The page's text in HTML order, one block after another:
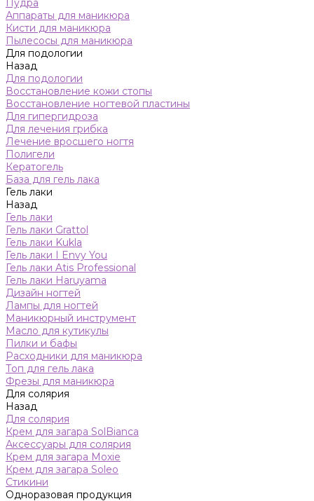
Пудра
Аппараты для маникюра
Кисти для маникюра
Пылесосы для маникюра
Для подологии
Назад
Для подологии
Восстановление кожи стопы
Восстановление ногтевой пластины
Для гипергидроза
Для лечения грибка
Лечение вросшего ногтя
Полигели
Кератогель
База для гель лака
Гель лаки
Назад
Гель лаки
Гель лаки Grattol
Гель лаки Kukla
Гель лаки I Envy You
Гель лаки Atis Professional
Гель лаки Haruyama
Дизайн ногтей
Лампы для ногтей
Маникюрный инструмент
Масло для кутикулы
Пилки и бафы
Расходники для маникюра
Топ для гель лака
Фрезы для маникюра
Для солярия
Назад
Для солярия
Крем для загара SolBianca
Аксессуары для солярия
Крем для загара Moxie
Крем для загара Soleo
Стикини
Одноразовая продукция